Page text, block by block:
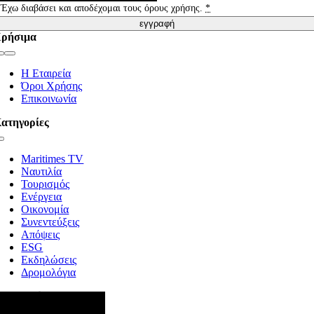
Έχω διαβάσει και αποδέχομαι τους όρους χρήσης.*
εγγραφή
Η Εταιρεία
Όροι Χρήσης
Επικοινωνία
Maritimes TV
Ναυτιλία
Τουρισμός
Ενέργεια
Οικονομία
Συνεντεύξεις
Απόψεις
ESG
Εκδηλώσεις
Δρομολόγια